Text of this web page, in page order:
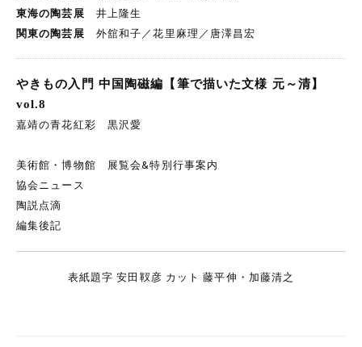
東海の陶芸展 井上隆生
関東の陶芸展 外舘和子／花里麻理／唐澤昌宏
やきもの入門 中国陶磁編【筆で描いた文様 元～清】
vol.8
嘉靖の青花紅彩 黒沢愛
美術館・博物館 展覧会&特別行事案内
協会ニュース
陶説点滴
編集後記
表紙題字 安田靫彦 カット 藤平伸・加藤清之